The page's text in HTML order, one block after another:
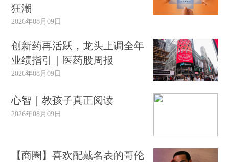
狂潮
2026年08月09日
创新药再活跃，龙头上调全年
业绩指引｜医药股周报
2026年08月09日
心智｜教孩子真正阅读
2026年08月09日
【商圈】喜欢配戴名表的哥伦